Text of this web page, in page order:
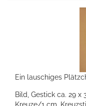
Ein lauschiges
Bild, Gestick ca. 29 x